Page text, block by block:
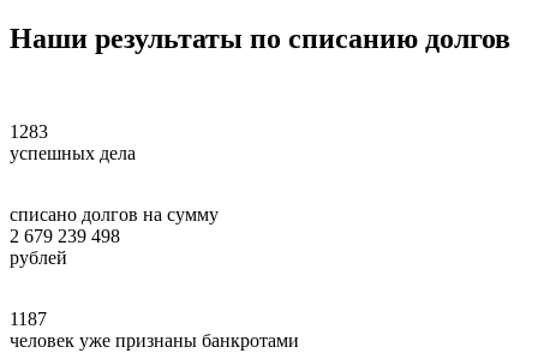
Наши результаты по списанию долгов
1283
успешных дела
списано долгов на сумму
2 679 239 498
рублей
1187
человек уже признаны банкротами